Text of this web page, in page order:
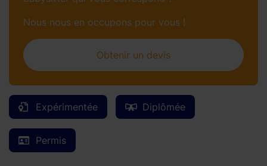
Expérimentée Diplômée
Permis
Nous nous en occupons pour vous !
Obtenir un devis